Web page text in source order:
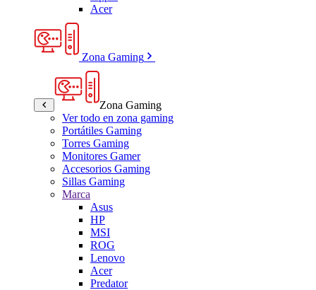
Acer
Zona Gaming
Zona Gaming
Ver todo en zona gaming
Portátiles Gaming
Torres Gaming
Monitores Gamer
Accesorios Gaming
Sillas Gaming
Marca
Asus
HP
MSI
ROG
Lenovo
Acer
Predator